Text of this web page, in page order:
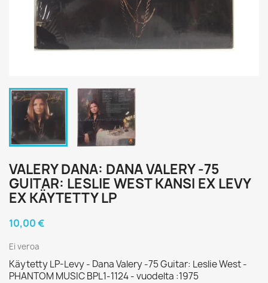
VALERY DANA: DANA VALERY -75
GUITAR: LESLIE WEST KANSI EX LEVY
EX KÄYTETTY LP
10,00 €
Ei veroa
Käytetty LP-Levy - Dana Valery -75 Guitar: Leslie West -
PHANTOM MUSIC BPL1-1124 - vuodelta :1975